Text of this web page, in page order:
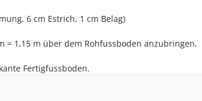
6 cm Estrich, 1 cm Belag)
= 1,15 m über dem Rohfussboden anzubringen,
Fertigfussboden.